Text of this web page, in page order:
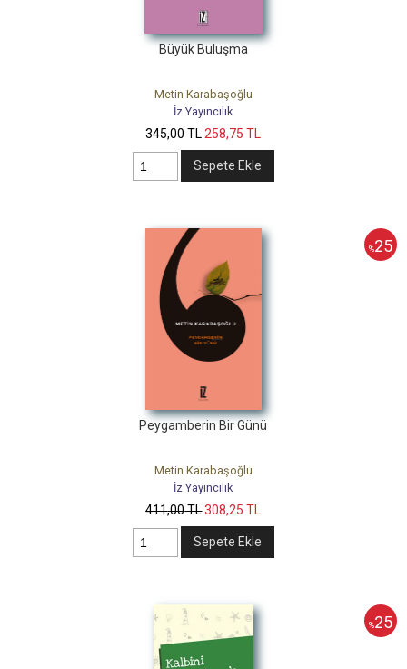
Büyük Buluşma
Metin Karabaşoğlu
İz Yayıncılık
345,00TL258,75 TL
Sepete Ekle
%25
Peygamberin Bir Günü
Metin Karabaşoğlu
İz Yayıncılık
411,00TL308,25 TL
Sepete Ekle
%25